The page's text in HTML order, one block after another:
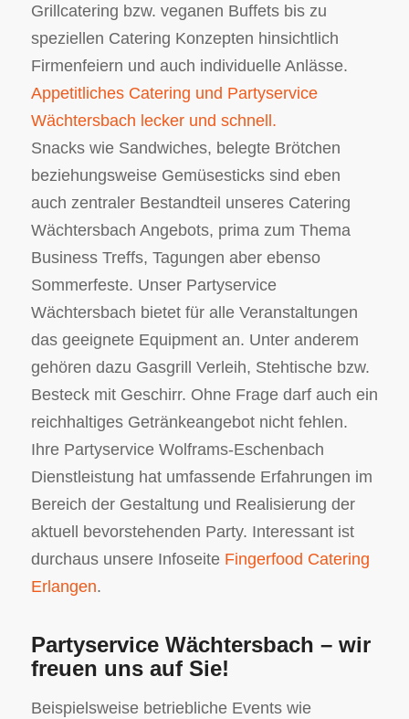
Grillcatering bzw. veganen Buffets bis zu
speziellen Catering Konzepten hinsichtlich
Firmenfeiern und auch individuelle Anlässe.
Appetitliches Catering und Partyservice
Wächtersbach lecker und schnell.
Snacks wie Sandwiches, belegte Brötchen
beziehungsweise Gemüsesticks sind eben
auch zentraler Bestandteil unseres Catering
Wächtersbach Angebots, prima zum Thema
Business Treffs, Tagungen aber ebenso
Sommerfeste. Unser Partyservice
Wächtersbach bietet für alle Veranstaltungen
das geeignete Equipment an. Unter anderem
gehören dazu Gasgrill Verleih, Stehtische bzw.
Besteck mit Geschirr. Ohne Frage darf auch ein
reichhaltiges Getränkeangebot nicht fehlen.
Ihre Partyservice Wolframs-Eschenbach
Dienstleistung hat umfassende Erfahrungen im
Bereich der Gestaltung und Realisierung der
aktuell bevorstehenden Party. Interessant ist
durchaus unsere Infoseite Fingerfood Catering
Erlangen.
Partyservice Wächtersbach – wir
freuen uns auf Sie!
Beispielsweise betriebliche Events wie